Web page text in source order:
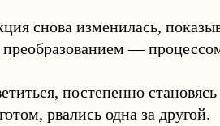
снова изменилась,
преобразованием —
постепенно
рвались одна за другой.